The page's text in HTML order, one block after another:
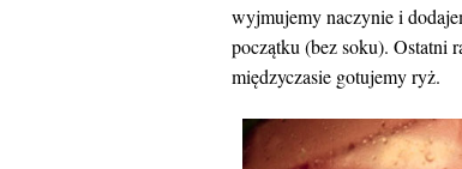
wyjmujemy naczynie i
początku (bez soku). Ostatni
międzyczasie gotujemy ryż.